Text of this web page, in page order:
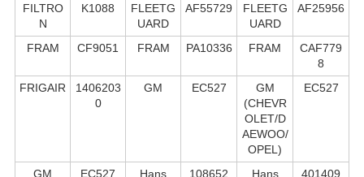
FILTRO
N
K1088
FLEETG
UARD
AF55729
FLEETG
UARD
AF25956
FRAM CF9051 FRAM PA10336 FRAM
CAF779
8
FRIGAIR
1406203
0
GM EC527
GM
(CHEVR
OLET/D
AEWOO/
OPEL)
EC527
GM
EC527
Hans
108652
Hans
401409